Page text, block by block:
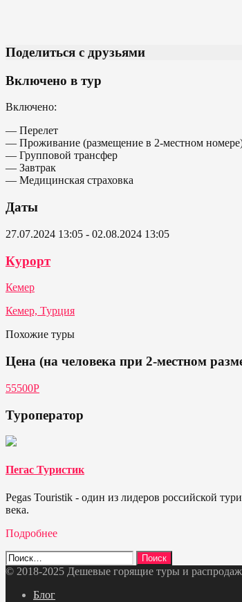
Поделиться с друзьями
Включено в тур
Включено:
— Перелет
— Проживание (размещение в 2-местном
— Групповой трансфер
— Завтрак
— Медицинская страховка
Даты
27.07.2024 13:05 - 02.08.2024 13:05
Курорт
Кемер
Кемер, Турция
Похожие туры
Цена (на человека при 2-местном
55500Р
Туроператор
Пегас Туристик
Pegas Touristik - один из лидеров российской
века.
Подробнее
Найти:
© 2018-2025 Дешевые горящие туры и
Блог